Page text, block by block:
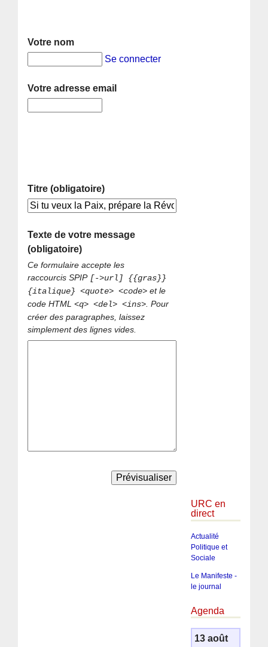
Votre nom
Se connecter
Votre adresse email
Titre (obligatoire)
Texte de votre message
(obligatoire)
Ce formulaire accepte les
raccourcis SPIP [->url] {{gras}}
{italique} <quote> <code> et le
code HTML<q> <del> <ins> . Pour
créer des paragraphes, laissez
simplement des lignes vides.
URC en
direct
Actualité
Politique et
Sociale
Le Manifeste -
le journal
Agenda
13 août